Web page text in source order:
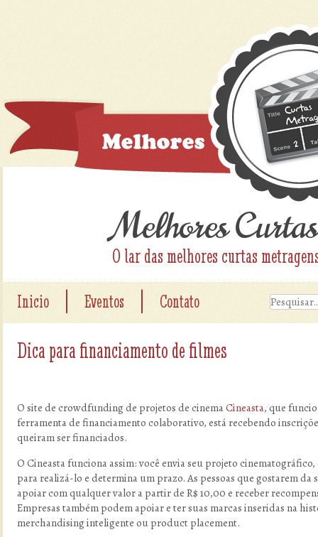
Melhores Curtas
O lar das melhores curtas
Inicio Eventos Contato
Dica para financiamento de filmes
O site de crowdfunding de projetos de cinemaCineasta, que
ferramenta de financiamento colaborativo, está recebendo
queiram ser financiados.
O Cineasta funciona assim: você envia seu projeto
para realizá-lo e determina um prazo. As pessoas que gostarem da
apoiar com qualquer valor a partir de R$ 10,00 e receber
Empresas também podem apoiar e ter suas marcas inseridas na
merchandising inteligente ou product placement.